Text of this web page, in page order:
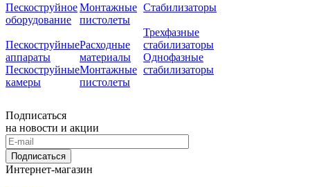
Пескоструйное
оборудование
Пескоструйные
аппараты
Пескоструйные
камеры
Монтажные
пистолеты
Расходные
материалы
Монтажные
пистолеты
Стабилизаторы
Трехфазные
стабилизаторы
Однофазные
стабилизаторы
Подписаться
на новости и акции
Подписаться
Интернет-магазин